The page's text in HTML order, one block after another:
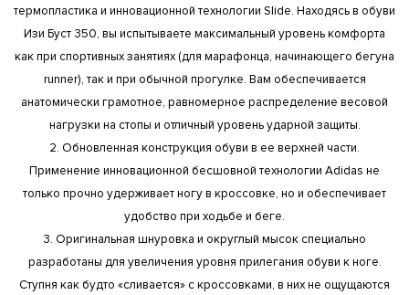
термопластика и инновационной технологии Slide. Находясь в обуви
Изи Буст 350, вы испытываете максимальный уровень комфорта
как при спортивных занятиях (для марафонца, начинающего бегуна
runner), так и при обычной прогулке. Вам обеспечивается
анатомически грамотное, равномерное распределение весовой
нагрузки на стопы и отличный уровень ударной защиты.
2. Обновленная конструкция обуви в ее верхней части.
Применение инновационной бесшовной технологии Adidas не
только прочно удерживает ногу в кроссовке, но и обеспечивает
удобство при ходьбе и беге.
3. Оригинальная шнуровка и округлый мысок специально
разработаны для увеличения уровня прилегания обуви к ноге.
Ступня как будто «сливается» с кроссовками, в них не ощущаются